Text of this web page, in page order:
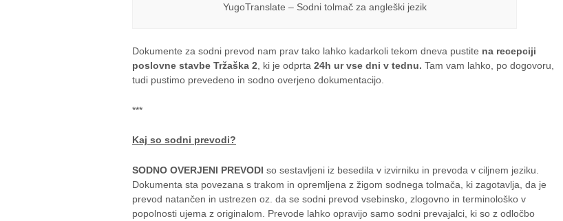
YugoTranslate – Sodni tolmač za angleški jezik
Dokumente za sodni prevod nam prav tako lahko kadarkoli tekom dneva pustite na recepciji
poslovne stavbe Tržaška 2, ki je odprta 24h ur vse dni v tednu. Tam vam lahko, po dogovoru,
tudi pustimo prevedeno in sodno overjeno dokumentacijo.
***
Kaj so sodni prevodi?
SODNO OVERJENI PREVODI so sestavljeni iz besedila v izvirniku in prevoda v ciljnem jeziku.
Dokumenta sta povezana s trakom in opremljena z žigom sodnega tolmača, ki zagotavlja, da je
prevod natančen in ustrezen oz. da se sodni prevod vsebinsko, zlogovno in terminološko v
popolnosti ujema z originalom. Prevode lahko opravijo samo sodni prevajalci, ki so z odločbo